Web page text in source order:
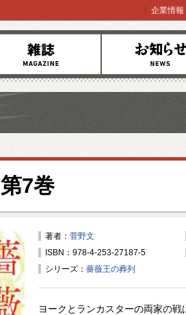
お知らせ
企業情報
第7巻
著者： 菅野文
ISBN：978-4-253-27187-5
シリーズ： 薔薇王の葬列
ヨークとランカスターの両家の